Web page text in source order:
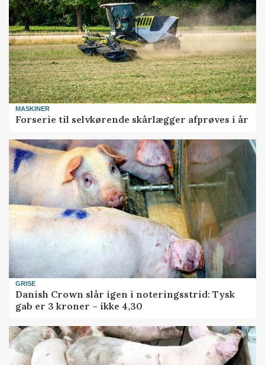
MASKINER
Forserie til selvkørende skårlægger afprøves i år
GRISE
Danish Crown slår igen i noteringsstrid: Tysk
gab er 3 kroner – ikke 4,30